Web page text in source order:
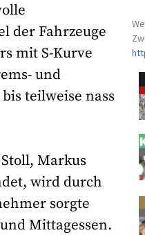
der Fahrzeuge
mit S-Kurve
und
teilweise nass
Markus
wird durch
sorgte
Mittagessen.